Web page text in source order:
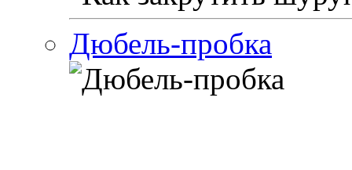
Дюбель-пробка